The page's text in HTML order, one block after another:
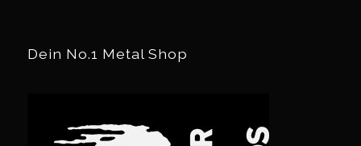
Dein No.1 Metal Shop